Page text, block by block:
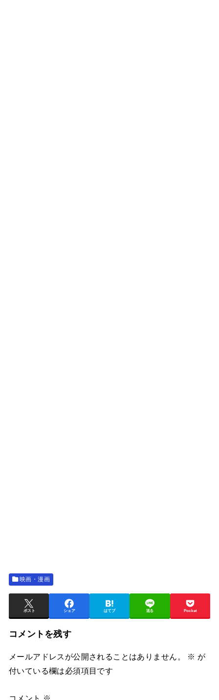
映画・漫画
ポスト シェア はてブ 送る Pocket
コメントを残す
メールアドレスが公開されることはありません。 ※ が
付いている欄は必須項目です
コメント ※